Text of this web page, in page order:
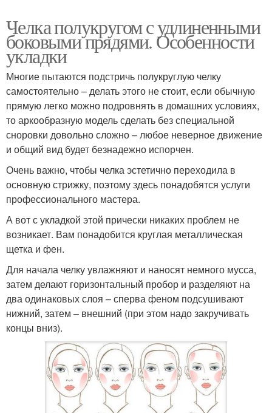
Челка полукругом с удлиненными
боковыми прядями. Особенности
укладки
Многие пытаются подстричь полукруглую челку
самостоятельно – делать этого не стоит, если обычную
прямую легко можно подровнять в домашних условиях,
то аркообразную модель сделать без специальной
сноровки довольно сложно – любое неверное движение
и общий вид будет безнадежно испорчен.
Очень важно, чтобы челка эстетично переходила в
основную стрижку, поэтому здесь понадобятся услуги
профессионального мастера.
А вот с укладкой этой прически никаких проблем не
возникает. Вам понадобится круглая металлическая
щетка и фен.
Для начала челку увлажняют и наносят немного мусса,
затем делают горизонтальный пробор и разделяют на
два одинаковых слоя – сперва феном подсушивают
нижний, затем – внешний (при этом надо закручивать
концы вниз).